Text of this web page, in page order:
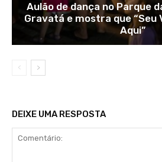
Aulão de dança no Parque
Gravatá e mostra que “Seu
Aqui”
DEIXE UMA RESPOSTA